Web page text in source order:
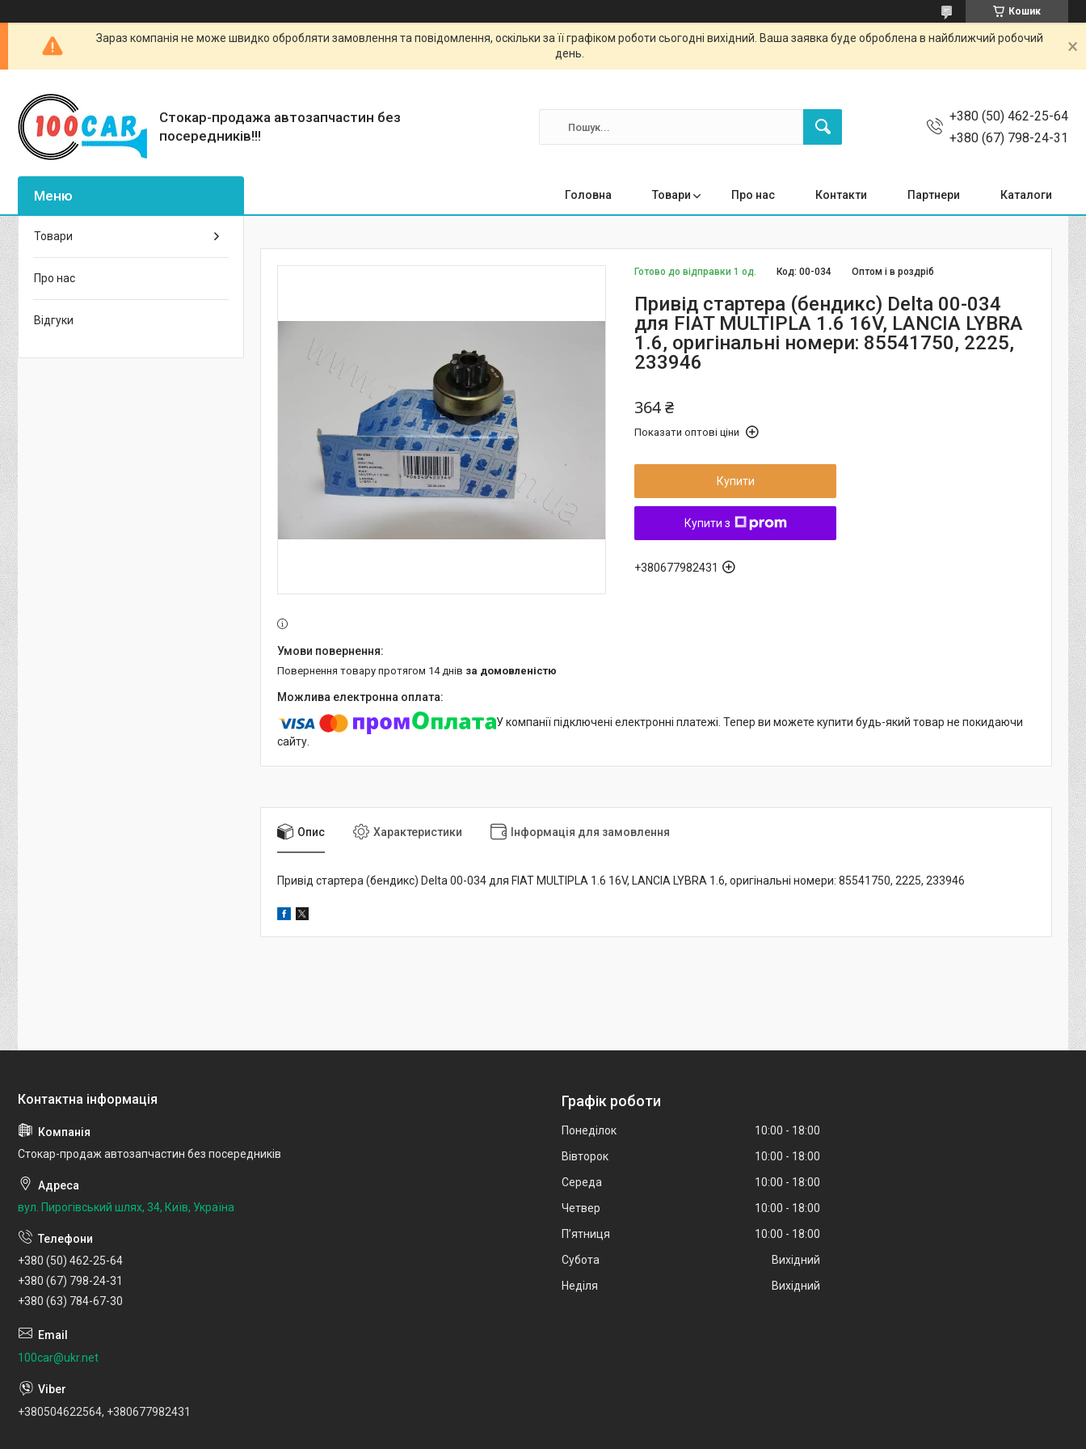
Кошик
Зараз компанія не може швидко обробляти замовлення та повідомлення, оскільки за її графіком роботи сьогодні вихідний. Ваша заявка буде оброблена в найближчий робочий
день.
Стокар-продажа автозапчастин без
посередників!!!
+380 (50) 462-25-64
+380 (67) 798-24-31
Головна Товари Про нас Контакти Партнери Каталоги
Готово до відправки 1 од. Оптом і в роздріб
Код:00-034
Привід стартера (бендикс) Delta 00-034
для FIAT MULTIPLA 1.6 16V, LANCIA LYBRA
1.6, оригінальні номери: 85541750, 2225,
233946
364 ₴
Показати оптові ціни
Купити
Купити з
+380677982431
повернення товару протягом 14 днів за домовленістю
У компанії підключені електронні платежі. Тепер ви можете купити будь-який товар не покидаючи
сайту.
Опис Характеристики Інформація для замовлення
Привід стартера (бендикс) Delta 00-034 для FIAT MULTIPLA 1.6 16V, LANCIA LYBRA 1.6, оригінальні номери: 85541750, 2225, 233946
Товари
Про нас
Відгуки
Стокар-продаж автозапчастин без посередників
вул. Пирогівський шлях, 34, Київ, Україна
+380 (50) 462-25-64
+380 (67) 798-24-31
+380 (63) 784-67-30
100car@ukr.net
+380504622564, +380677982431
Графік роботи
Понеділок 10:00
18:00
Вівторок
10:00
18:00
Середа
10:00
18:00
Четвер
10:00
18:00
Пʼятниця
10:00
18:00
Субота
Вихідний
Неділя
Вихідний